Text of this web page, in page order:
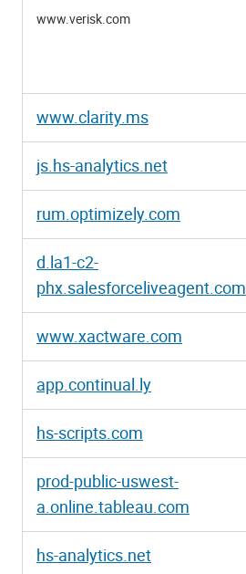
www.verisk.com
www.clarity.ms
js.hs-analytics.net
rum.optimizely.com
d.la1-c2-
phx.salesforceliveagent.com
www.xactware.com
app.continual.ly
hs-scripts.com
prod-public-uswest-
a.online.tableau.com
hs-analytics.net